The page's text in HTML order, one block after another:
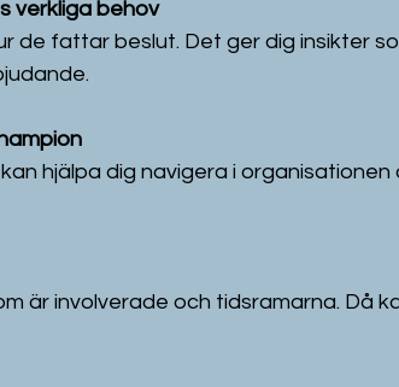
verkliga behov
de fattar beslut. Det ger dig insikter
hjälpa dig navigera i
är involverade och tidsramarna. Då